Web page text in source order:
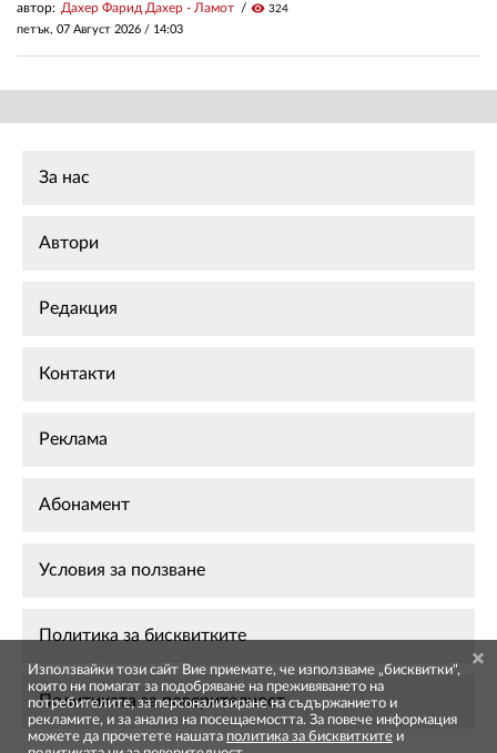
автор: Дахер Фарид Дахер - Ламот visibility 324
петък, 07 Август 2026 / 14:03
За нас
Автори
Редакция
Контакти
Реклама
Абонамент
Условия за ползване
Политика за бисквитките
Политиката за поверителност
Използвайки този сайт Вие приемате, че използваме „бисквитки",
които ни помагат за подобряване на преживяването на
потребителите, за персонализиране на съдържанието и
рекламите, и за анализ на посещаемостта. За повече информация
можете да прочетете нашата политика за бисквитките и